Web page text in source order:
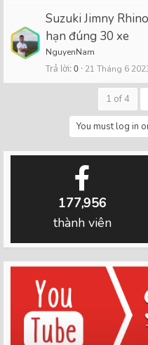
Suzuki Jimny
hạn đúng 30 xe
NguyenNam
Trả lời 0 21 Tháng 6
1 of 4
You must log in
177,956
thành viên